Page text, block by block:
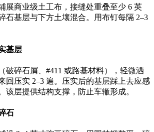
展商业级土工布，接缝处重叠至少 6 英
石基层与下方土壤混合。用布钉每隔 2–3
基层
破碎石屑、#411 或路基材料），轻微洒
回压实 2–3 遍。压实后的基层踩上去应感
该层提供结构支撑，防止车辙形成。
石